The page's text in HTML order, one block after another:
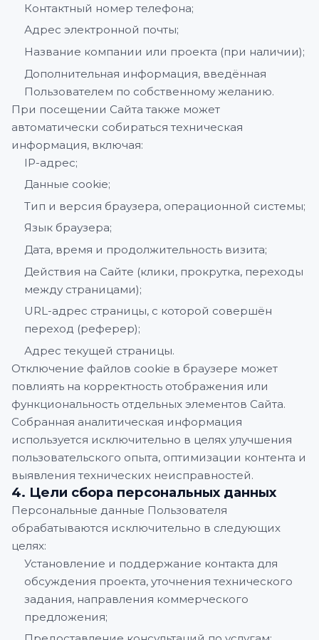
Контактный номер телефона;
Адрес электронной почты;
Название компании или проекта (при наличии);
Дополнительная информация, введённая
Пользователем по собственному желанию.
При посещении Сайта также может
автоматически собираться техническая
информация, включая:
IP-адрес;
Данные cookie;
Тип и версия браузера, операционной системы;
Язык браузера;
Дата, время и продолжительность визита;
Действия на Сайте (клики, прокрутка, переходы
между страницами);
URL-адрес страницы, с которой совершён
переход (реферер);
Адрес текущей страницы.
Отключение файлов cookie в браузере может
повлиять на корректность отображения или
функциональность отдельных элементов Сайта.
Собранная аналитическая информация
используется исключительно в целях улучшения
пользовательского опыта, оптимизации контента и
выявления технических неисправностей.
4. Цели сбора персональных данных
Персональные данные Пользователя
обрабатываются исключительно в следующих
целях:
Установление и поддержание контакта для
обсуждения проекта, уточнения технического
задания, направления коммерческого
предложения;